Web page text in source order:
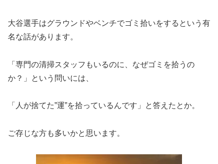
大谷選手はグラウンドやベンチでゴミ拾いをするという有
名な話があります。
「専門の清掃スタッフもいるのに、なぜゴミを拾うの
か？」という問いには、
「人が捨てた”運”を拾っているんです」と答えたとか。
ご存じな方も多いかと思います。